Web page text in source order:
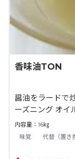
香味油TON
醤油をラードで
ーズニング オイ
いるため、ラー
す。
内容量：16㎏
味覚
代替（置き